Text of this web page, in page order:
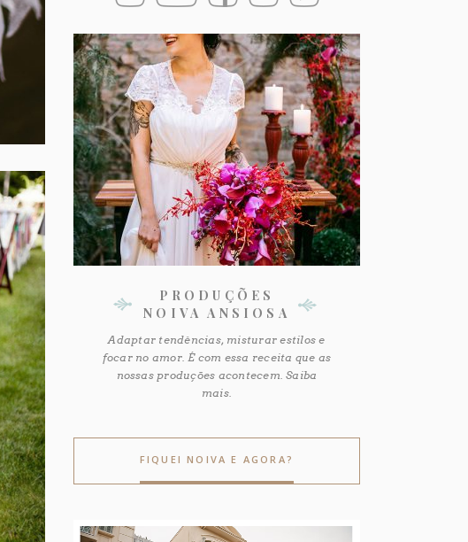
PRODUÇÕES
NOIVA ANSIOSA
Adaptar tendências, misturar estilos e
focar no amor. É com essa receita que as
nossas produções acontecem. Saiba
mais.
FIQUEI NOIVA E AGORA?